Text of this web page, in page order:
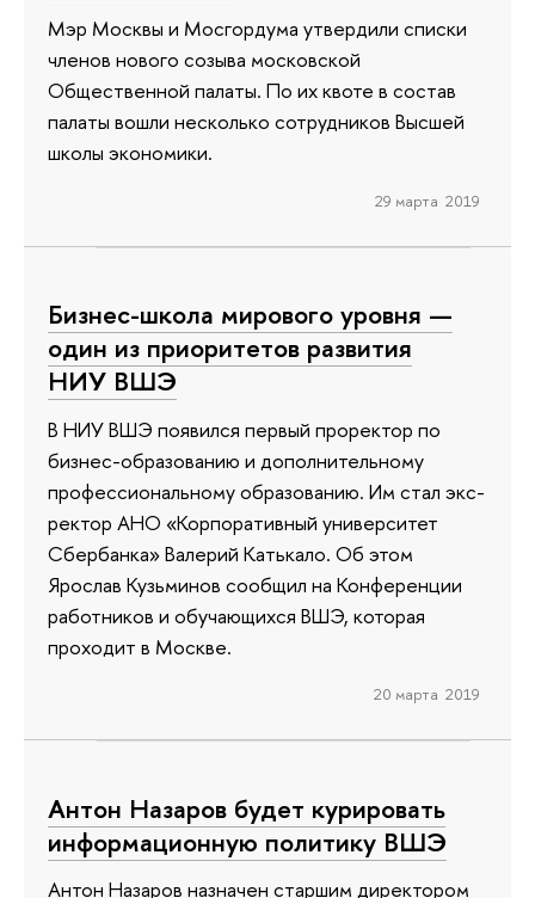
Мэр Москвы и Мосгордума утвердили списки
членов нового созыва московской
Общественной палаты. По их квоте в состав
палаты вошли несколько сотрудников Высшей
школы экономики.
29 марта 2019
Бизнес-школа мирового уровня —
один из приоритетов развития
НИУ ВШЭ
В НИУ ВШЭ появился первый проректор по
бизнес-образованию и дополнительному
профессиональному образованию. Им стал экс-
ректор АНО «Корпоративный университет
Сбербанка» Валерий Катькало. Об этом
Ярослав Кузьминов сообщил на Конференции
работников и обучающихся ВШЭ, которая
проходит в Москве.
20 марта 2019
Антон Назаров будет курировать
информационную политику ВШЭ
Антон Назаров назначен старшим директором